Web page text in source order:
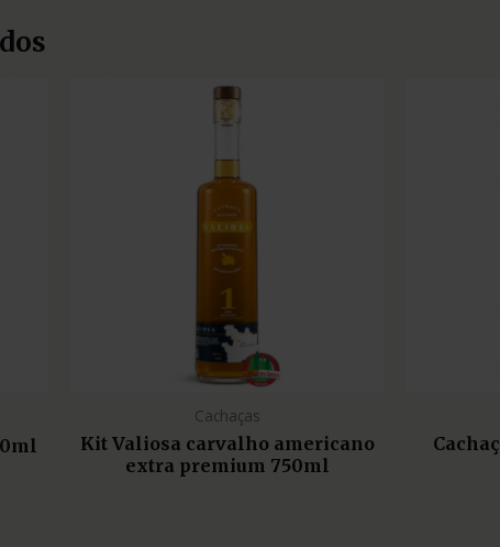
Cachaças
Kit Valiosa carvalho americano
extra premium 750ml